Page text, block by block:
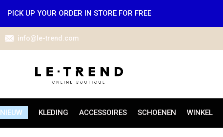
NIEUW KLEDING ACCESSOIRES SCHOENEN WINKEL
info@le-trend.com
PICK UP YOUR ORDER IN STORE FOR FREE